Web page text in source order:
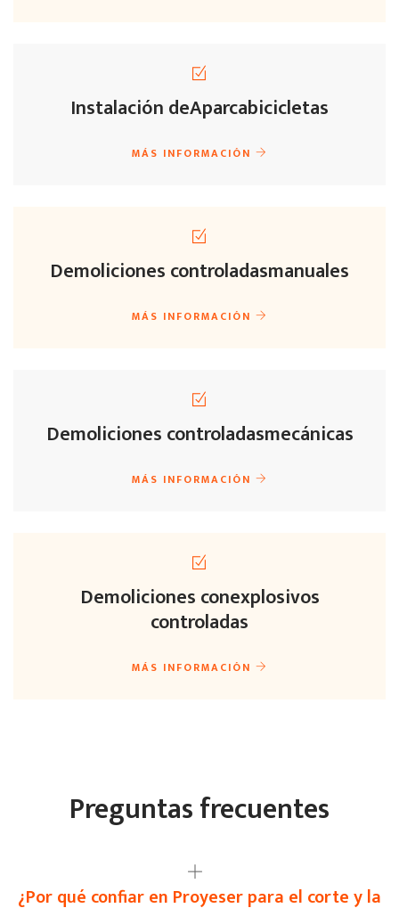
Instalación deAparcabicicletas
MÁS INFORMACIÓN
Demoliciones controladasmanuales
MÁS INFORMACIÓN
Demoliciones controladasmecánicas
MÁS INFORMACIÓN
Demoliciones conexplosivos
controladas
MÁS INFORMACIÓN
Preguntas frecuentes
¿Por qué confiar en Proyeser para el corte y la